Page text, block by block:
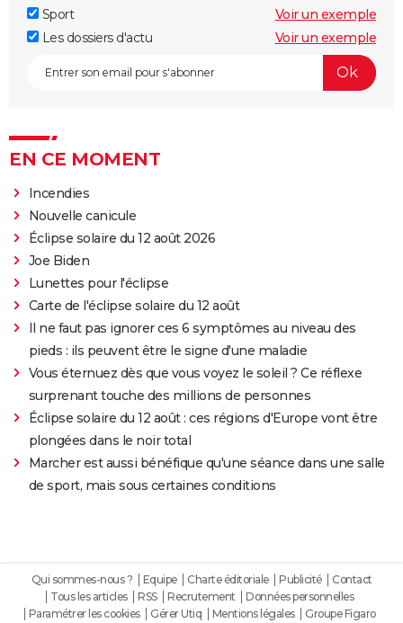
Sport
Voir un exemple
Les dossiers d'actu
Voir un exemple
EN CE MOMENT
Incendies
Nouvelle canicule
Éclipse solaire du 12 août 2026
Joe Biden
Lunettes pour l'éclipse
Carte de l'éclipse solaire du 12 août
Il ne faut pas ignorer ces 6 symptômes au niveau des
pieds : ils peuvent être le signe d'une maladie
Vous éternuez dès que vous voyez le soleil ? Ce réflexe
surprenant touche des millions de personnes
Éclipse solaire du 12 août : ces régions d'Europe vont être
plongées dans le noir total
Marcher est aussi bénéfique qu'une séance dans une salle
de sport, mais sous certaines conditions
Qui sommes-nous ? Equipe Charte éditoriale Publicité
Contact
Tous les articles
RSS Recrutement
Données personnelles
Paramétrer les cookies
Gérer Utiq Mentions légales Groupe Figaro